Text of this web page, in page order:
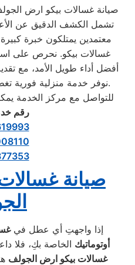
صيانة غسالات بيكو ارض
تشمل الكشف الدقيق عن
معتمدين يمتلكون خبرة
غسالات بيكو. نحرص على
أفضل أداء طويل الأمد، مع
نوفر خدمة منزلية فورية تغطي جميع مناطق أرض الجولف.
للتواصل مع مركز الخدمة
رقم
صيانة
إذا واجهتِ أي عطل في
أوتوماتيك الخاصة بكِ، فلا
غسالات بيكو ارض الجولف